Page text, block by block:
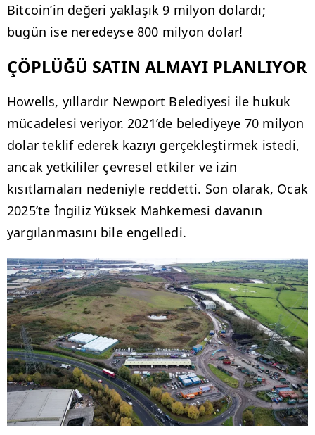
Bitcoin’in değeri yaklaşık 9 milyon dolardı;
bugün ise neredeyse 800 milyon dolar!
ÇÖPLÜĞÜ SATIN ALMAYI PLANLIYOR
Howells, yıllardır Newport Belediyesi ile hukuk
mücadelesi veriyor. 2021’de belediyeye 70 milyon
dolar teklif ederek kazıyı gerçekleştirmek istedi,
ancak yetkililer çevresel etkiler ve izin
kısıtlamaları nedeniyle reddetti. Son olarak, Ocak
2025’te İngiliz Yüksek Mahkemesi davanın
yargılanmasını bile engelledi.